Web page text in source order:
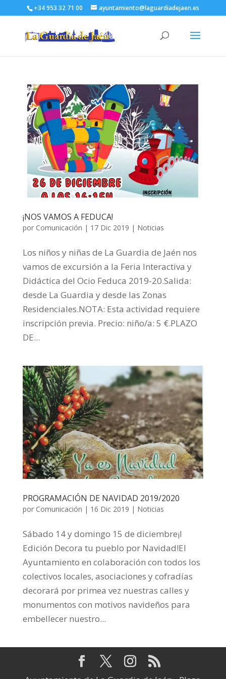
+34 953 32 71 00 ayuntamiento@laguardiadejaen.es
¡NOS VAMOS A FEDUCA!
por Comunicación | 17 Dic 2019 | Noticias
Los niños y niñas de La Guardia de Jaén nos
vamos de excursión a la Feria Interactiva y
Didáctica del Ocio Feduca 2019-20.Salida:
desde La Guardia y desde las Zonas
Residenciales.NOTA: Esta actividad requiere
inscripción previa. Precio: niño/a: 5 €.PLAZO
DE...
PROGRAMACIÓN DE NAVIDAD 2019/2020
por Comunicación | 16 Dic 2019 | Noticias
Sábado 14 y domingo 15 de diciembre¡I
Edición Decora tu pueblo por Navidad!El
Ayuntamiento en colaboración con todos los
colectivos locales, asociaciones y cofradías
decorará por primea vez nuestras calles y
monumentos con motivos navideños para
embellecer nuestro...